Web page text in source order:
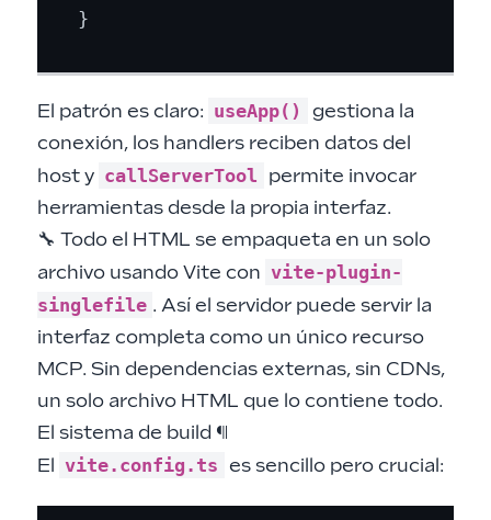
El patrón es claro: useApp()
gestiona la
conexión, los handlers reciben datos del
host y callServerTool permite invocar
herramientas desde la propia interfaz.
🔧 Todo el HTML se empaqueta en un solo
archivo usando Vite con vite-plugin-
singlefile . Así el servidor puede servir la
interfaz completa como un único recurso
MCP. Sin dependencias externas, sin CDNs,
un solo archivo HTML que lo contiene todo.
El sistema de build ¶
El vite.config.ts es sencillo pero crucial: